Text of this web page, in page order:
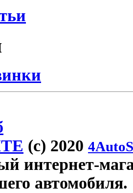
(c) 2020
интернет-
автомобиля.